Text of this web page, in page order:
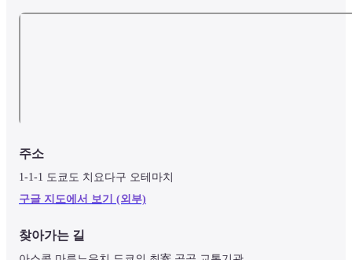
주소
1-1-1 도쿄도 치요다구 오테마치
구글 지도에서 보기 (외부)
찾아가는 길